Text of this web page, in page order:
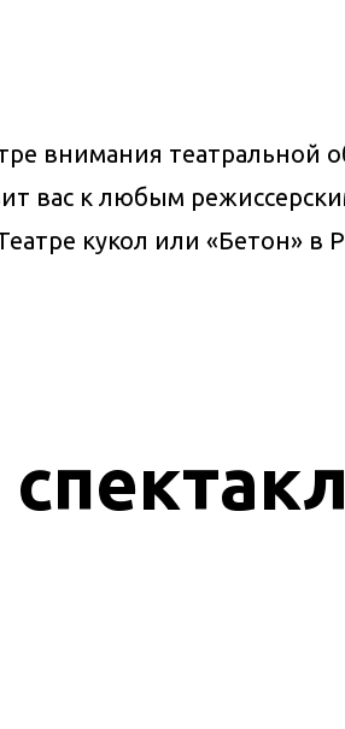
внимания театральной
вас к любым
кукол или «Бетон» в